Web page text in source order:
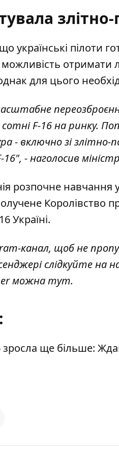
українські пілоти
отримати
для цього
F-16 на ринку.
- включно зі
- наголосив
розпочне навчання
Україні.
канал, щоб не
слідкуйте на
можнатут.
зросла ще більше: